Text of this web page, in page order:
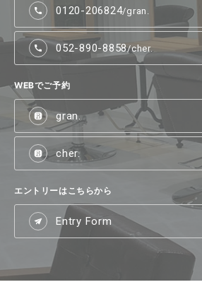
0120-206824/gran.
052-890-8858/cher.
WEBでご予約
gran.
cher.
エントリーはこちらから
Entry Form